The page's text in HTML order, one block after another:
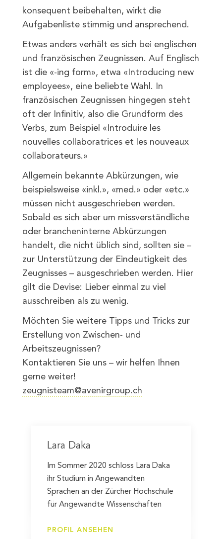
konsequent beibehalten, wirkt die
Aufgabenliste stimmig und ansprechend.
Etwas anders verhält es sich bei englischen
und französischen Zeugnissen. Auf Englisch
ist die «-ing form», etwa «Introducing new
employees», eine beliebte Wahl. In
französischen Zeugnissen hingegen steht
oft der Infinitiv, also die Grundform des
Verbs, zum Beispiel «Introduire les
nouvelles collaboratrices et les nouveaux
collaborateurs.»
Allgemein bekannte Abkürzungen, wie
beispielsweise «inkl.», «med.» oder «etc.»
müssen nicht ausgeschrieben werden.
Sobald es sich aber um missverständliche
oder brancheninterne Abkürzungen
handelt, die nicht üblich sind, sollten sie –
zur Unterstützung der Eindeutigkeit des
Zeugnisses – ausgeschrieben werden. Hier
gilt die Devise: Lieber einmal zu viel
ausschreiben als zu wenig.
Möchten Sie weitere Tipps und Tricks zur
Erstellung von Zwischen- und
Arbeitszeugnissen?
Kontaktieren Sie uns – wir helfen Ihnen
gerne weiter!
zeugnisteam@avenirgroup.ch
Lara Daka
Im Sommer 2020 schloss Lara Daka
ihr Studium in Angewandten
Sprachen an der Zürcher Hochschule
für Angewandte Wissenschaften
absolvierte sie ein Praktikum im
PROFIL ANSEHEN